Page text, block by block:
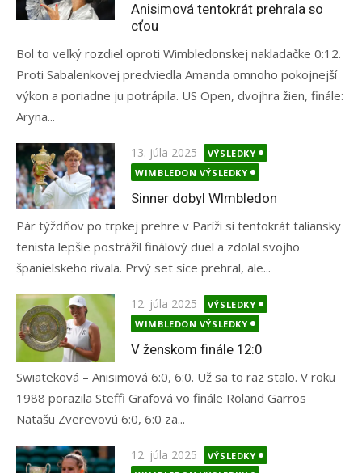
Anisimová tentokrát prehrala so
cťou
Bol to veľký rozdiel oproti Wimbledonskej nakladačke 0:12.
Proti Sabalenkovej predviedla Amanda omnoho pokojnejší
výkon a poriadne ju potrápila. US Open, dvojhra žien, finále:
Aryna...
Posted
on
13. júla 2025
VÝSLEDKY
WIMBLEDON VÝSLEDKY
Sinner dobyl WImbledon
Pár týždňov po trpkej prehre v Paríži si tentokrát taliansky
tenista lepšie postrážil finálový duel a zdolal svojho
španielskeho rivala. Prvý set síce prehral, ale...
Posted
on
12. júla 2025
VÝSLEDKY
WIMBLEDON VÝSLEDKY
V ženskom finále 12:0
Swiateková – Anisimová 6:0, 6:0. Už sa to raz stalo. V roku
1988 porazila Steffi Grafová vo finále Roland Garros
Natašu Zverevovú 6:0, 6:0 za...
Posted
12. júla 2025
VÝSLEDKY